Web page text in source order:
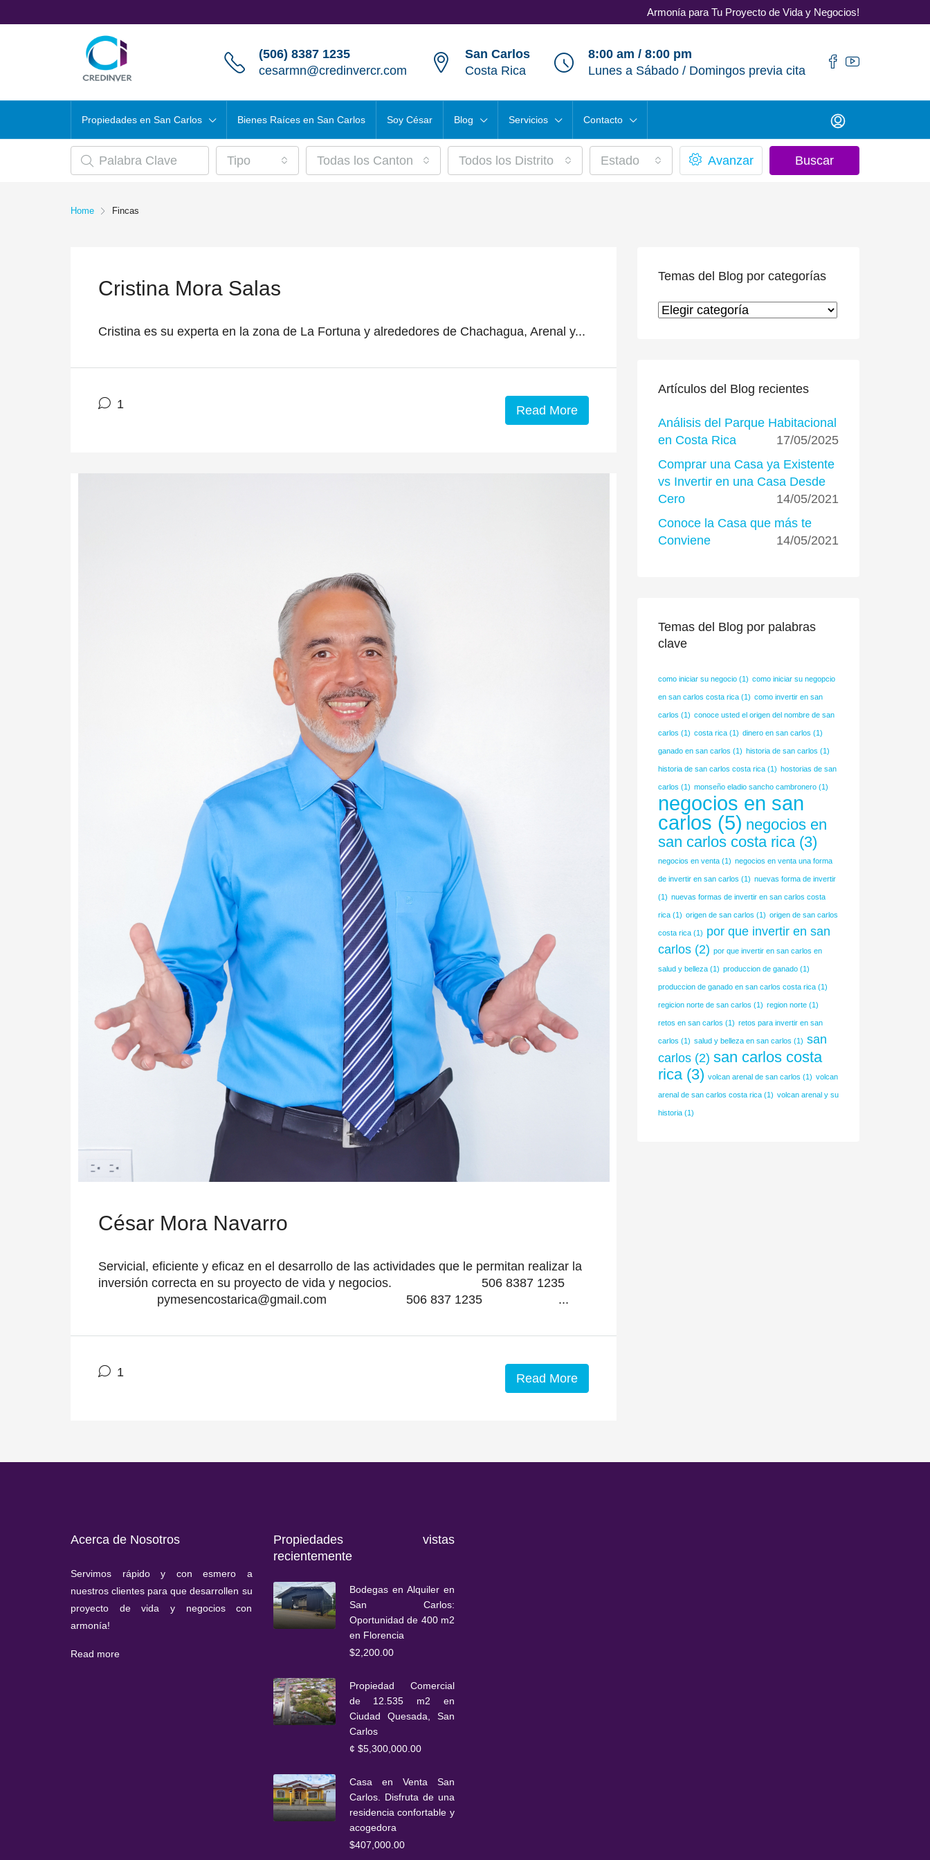
Armonía para Tu Proyecto de Vida y Negocios!
(506) 8387 1235
cesarmn@credinvercr.com
San Carlos
Costa Rica
8:00 am / 8:00 pm
Lunes a Sábado / Domingos previa cita
Propiedades en San Carlos Bienes Raíces en San Carlos Soy César Blog Servicios Contacto
Tipo Todas los Cantones Todos los Distritos Estado Avanzar Buscar
Home Fincas
Cristina Mora Salas
Cristina es su experta en la zona de La Fortuna y alrededores de Chachagua, Arenal y...
1 Read More
César Mora Navarro
Servicial, eficiente y eficaz en el desarrollo de las actividades que le permitan realizar la
inversión correcta en su proyecto de vida y negocios. 506 8387 1235
pymesencostarica@gmail.com 506 837 1235 ...
1 Read More
Temas del Blog por categorías
Temas del Blog por categorías
Artículos del Blog recientes
Análisis del Parque Habitacional
en Costa Rica
17/05/2025
Comprar una Casa ya Existente
vs Invertir en una Casa Desde
Cero
14/05/2021
Conoce la Casa que más te
Conviene
14/05/2021
Temas del Blog por palabras
clave
como iniciar su negocio (1) como iniciar su negopcio
en san carlos costa rica (1) como invertir en san
carlos (1) conoce usted el origen del nombre de san
carlos (1) costa rica (1) dinero en san carlos (1)
ganado en san carlos (1) historia de san carlos (1)
historia de san carlos costa rica (1) hostorias de san
carlos (1) monseño eladio sancho cambronero (1)
negocios en san
carlos (5) negocios en
san carlos costa rica(3)
negocios en venta (1) negocios en venta una forma
de invertir en san carlos (1) nuevas forma de invertir
(1) nuevas formas de invertir en san carlos costa
rica (1) origen de san carlos (1) origen de san carlos
costa rica (1) por que invertir en san
carlos (2) por que invertir en san carlos en
salud y belleza (1) produccion de ganado (1)
produccion de ganado en san carlos costa rica (1)
regicion norte de san carlos (1) region norte (1)
retos en san carlos (1) retos para invertir en san
carlos (1) salud y belleza en san carlos (1) san
carlos (2) san carlos costa
rica(3) volcan arenal de san carlos (1) volcan
arenal de san carlos costa rica (1) volcan arenal y su
historia (1)
Acerca de Nosotros
Servimos rápido y con esmero a
nuestros clientes para que desarrollen su
proyecto de vida y negocios con
armonía!
Read more
Propiedades vistas
recientemente
Bodegas en Alquiler en
San Carlos:
Oportunidad de 400 m2
en Florencia
$2,200.00
Propiedad Comercial
de 12.535 m2 en
Ciudad Quesada, San
Carlos
¢ $5,300,000.00
Casa en Venta San
Carlos. Disfruta de una
residencia confortable y
acogedora
$407,000.00